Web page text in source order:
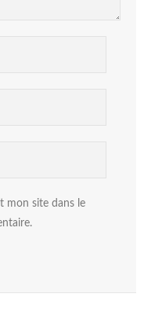
mon site dans le